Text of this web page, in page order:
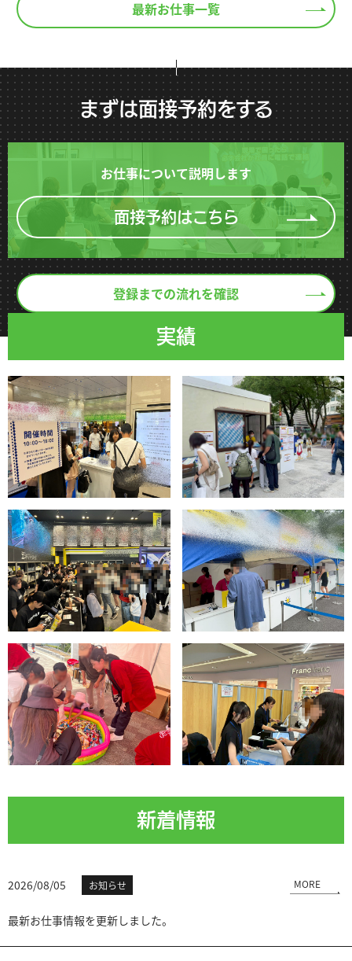
最新お仕事一覧
まずは面接予約をする
お仕事について説明します
面接予約はこちら
登録までの流れを確認
実績
新着情報
2026/08/05 お知らせ
最新お仕事情報を更新しました。
MORE